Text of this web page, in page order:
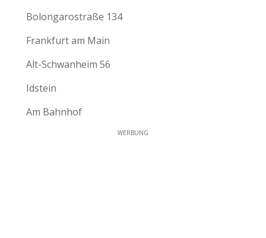
Bolongarostraße 134
Frankfurt am Main
Alt-Schwanheim 56
Idstein
Am Bahnhof
WERBUNG